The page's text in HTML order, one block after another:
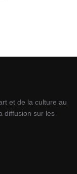
et de la culture au
diffusion sur les